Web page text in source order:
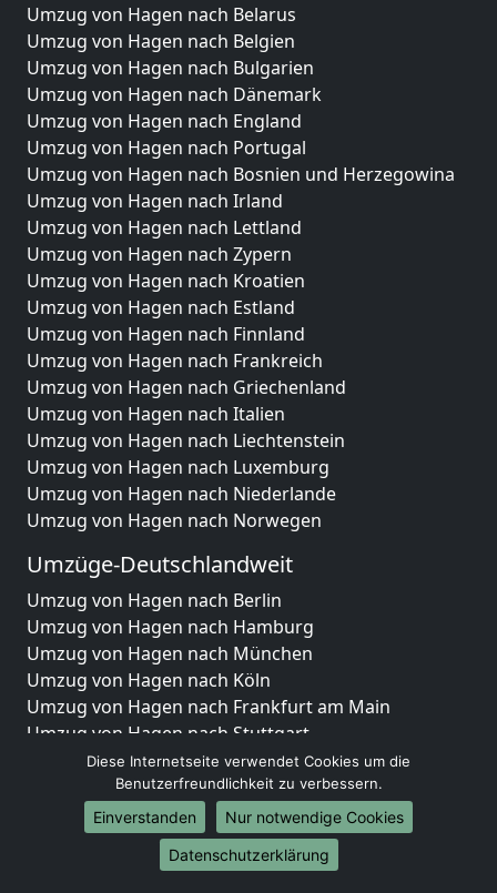
Umzug von Hagen nach Belarus
Umzug von Hagen nach Belgien
Umzug von Hagen nach Bulgarien
Umzug von Hagen nach Dänemark
Umzug von Hagen nach England
Umzug von Hagen nach Portugal
Umzug von Hagen nach Bosnien und Herzegowina
Umzug von Hagen nach Irland
Umzug von Hagen nach Lettland
Umzug von Hagen nach Zypern
Umzug von Hagen nach Kroatien
Umzug von Hagen nach Estland
Umzug von Hagen nach Finnland
Umzug von Hagen nach Frankreich
Umzug von Hagen nach Griechenland
Umzug von Hagen nach Italien
Umzug von Hagen nach Liechtenstein
Umzug von Hagen nach Luxemburg
Umzug von Hagen nach Niederlande
Umzug von Hagen nach Norwegen
Umzüge-Deutschlandweit
Umzug von Hagen nach Berlin
Umzug von Hagen nach Hamburg
Umzug von Hagen nach München
Umzug von Hagen nach Köln
Umzug von Hagen nach Frankfurt am Main
Umzug von Hagen nach Stuttgart
Umzug von Hagen nach Düsseldorf
Umzug von Hagen nach Leipzig
Umzug von Hagen nach Dortmund
Umzug von Hagen nach Essen
Umzug von Hagen nach Bremen
Diese Internetseite verwendet Cookies um die
Benutzerfreundlichkeit zu verbessern.
Einverstanden
Nur notwendige Cookies
Datenschutzerklärung